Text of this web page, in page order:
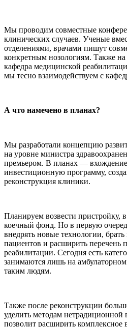
Мы проводим совместные
клинических случаев. Ученые
отделениями, врачами пишут
конкретным нозологиям. Также на
кафедра медицинской
мы тесно взаимодействуем с
А что намечено в планах?
Мы разработали концепцию
на уровне министра
премьером. В планах —
инвестиционную программу,
реконструкция клиники.
Планируем возвести пристройку, в
коечный фонд. Но в первую
внедрять новые технологии,
пациентов и расширить перечень
реабилитации. Сегодня есть
занимаются лишь на
таким людям.
Также после реконструкции
уделить методам
позволит расширить комплексное